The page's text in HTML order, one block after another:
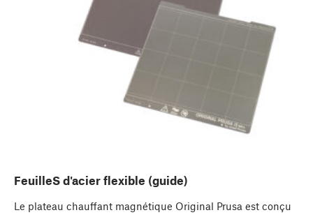
FeuilleS d'acier flexible (guide)
Le plateau chauffant magnétique Original Prusa est conçu